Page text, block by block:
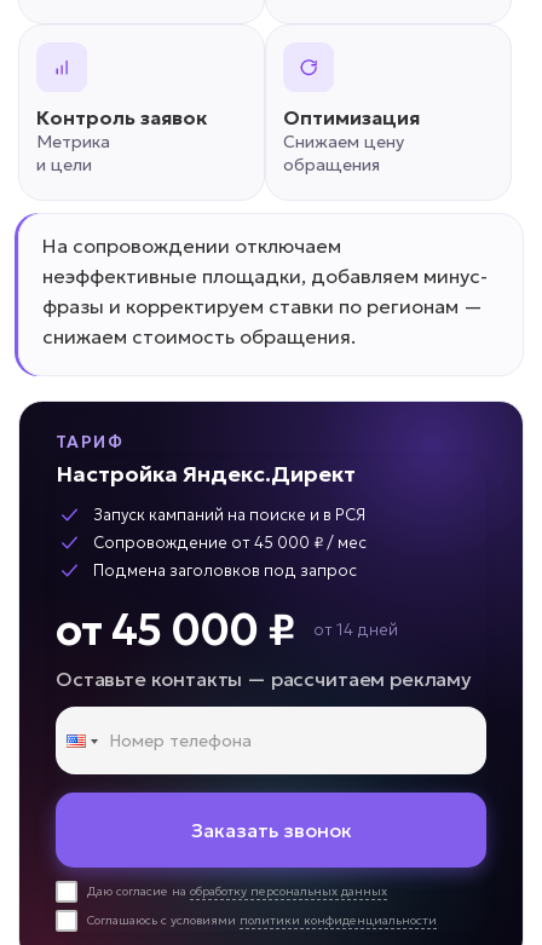
Контроль заявок
Метрика
и цели
Оптимизация
Снижаем цену
обращения
На сопровождении отключаем
неэффективные площадки, добавляем минус-
фразы и корректируем ставки по регионам —
снижаем стоимость обращения.
ТАРИФ
Настройка Яндекс.Директ
Запуск кампаний на поиске и в РСЯ
Сопровождение от 45 000 ₽ / мес
Подмена заголовков под запрос
от 45 000 ₽ от 14 дней
Оставьте контакты — рассчитаем рекламу
Заказать звонок
Даю согласие на обработку персональных данных
Соглашаюсь с условиями политики конфиденциальности